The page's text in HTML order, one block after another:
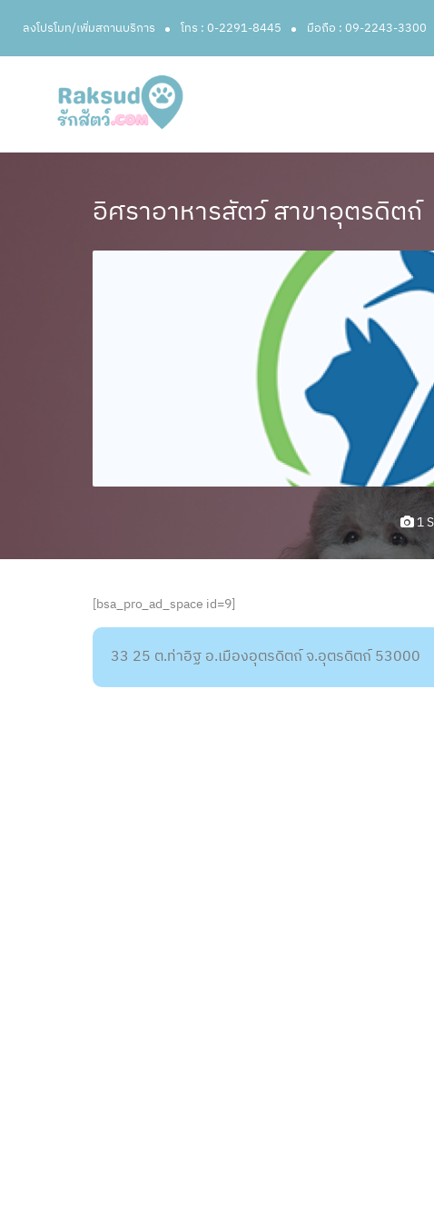
ลงโปรโมท/เพิ่มสถานบริการ โทร : 0-2291-8445 มือถือ : 09-2243-3300
อิศราอาหารสัตว์ สาขาอุตรดิตถ์
1
[bsa_pro_ad_space id=9]
33 25 ต.ท่าอิฐ อ.เมืองอุตรดิตถ์ จ.อุตรดิตถ์ 53000